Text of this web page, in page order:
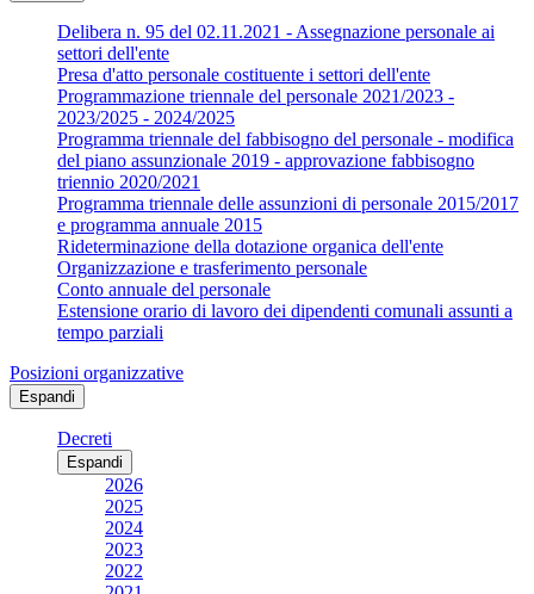
Delibera n. 95 del 02.11.2021 - Assegnazione personale ai
settori dell'ente
Presa d'atto personale costituente i settori dell'ente
Programmazione triennale del personale 2021/2023 -
2023/2025 - 2024/2025
Programma triennale del fabbisogno del personale - modifica
del piano assunzionale 2019 - approvazione fabbisogno
triennio 2020/2021
Programma triennale delle assunzioni di personale 2015/2017
e programma annuale 2015
Rideterminazione della dotazione organica dell'ente
Organizzazione e trasferimento personale
Conto annuale del personale
Estensione orario di lavoro dei dipendenti comunali assunti a
tempo parziali
Posizioni organizzative
Espandi
Decreti
Espandi
2026
2025
2024
2023
2022